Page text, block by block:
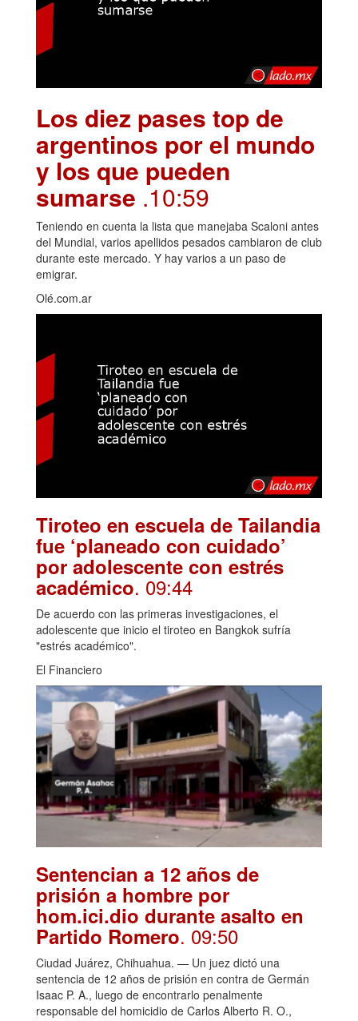
Los diez pases top de
argentinos por el mundo
y los que pueden
sumarse .10:59
Teniendo en cuenta la lista que manejaba Scaloni antes
del Mundial, varios apellidos pesados cambiaron de club
durante este mercado. Y hay varios a un paso de
emigrar.
Olé.com.ar
Tiroteo en escuela de Tailandia
fue ‘planeado con cuidado’
por adolescente con estrés
académico. 09:44
De acuerdo con las primeras investigaciones, el
adolescente que inicio el tiroteo en Bangkok sufría
"estrés académico".
El Financiero
Sentencian a 12 años de
prisión a hombre por
hom.ici.dio durante asalto en
Partido Romero. 09:50
Ciudad Juárez, Chihuahua. — Un juez dictó una
sentencia de 12 años de prisión en contra de Germán
Isaac P. A., luego de encontrarlo penalmente
responsable del homicidio de Carlos Alberto R. O.,